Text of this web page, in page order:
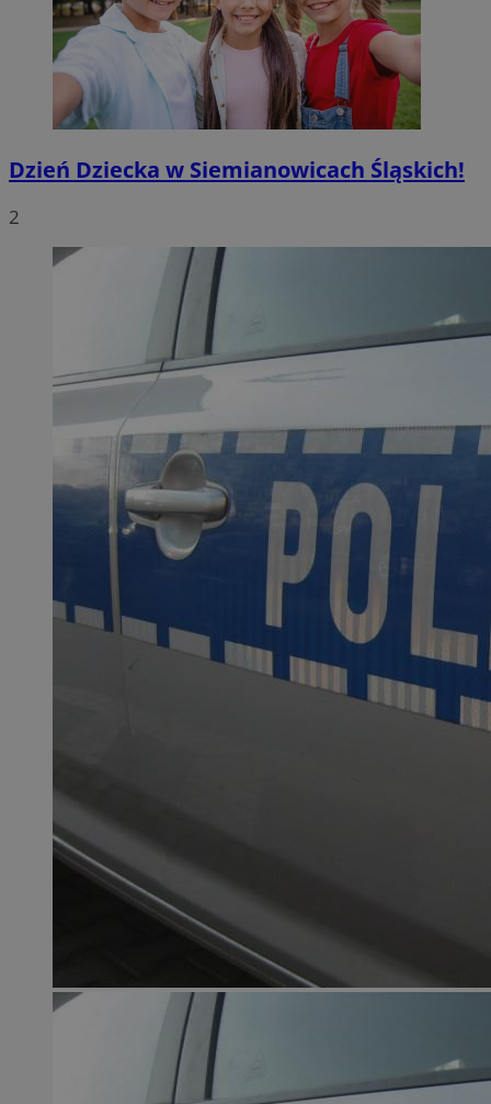
Dzień Dziecka w Siemianowicach Śląskich!
2